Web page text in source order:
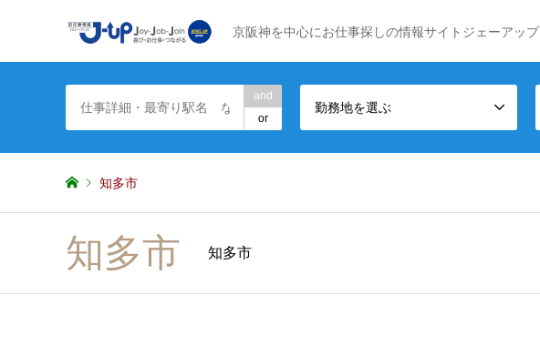
京阪神を中心にお仕事探しの情報サイトジェーアップ
and
or
勤務地を選ぶ
知多市
知多市 知多市